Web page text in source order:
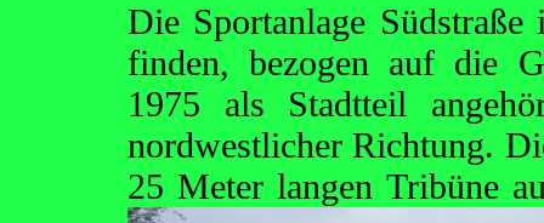
Die Sportanlage
finden, bezogen auf die
1975 als Stadtteil
nordwestlicher Richtung.
25 Meter langen Tribüne